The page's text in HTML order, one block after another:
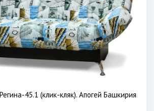
45.1 (клик-кляк). Апогей Башкирия